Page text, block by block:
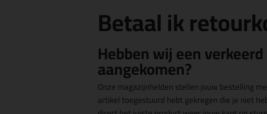
Betaal ik
Hebben wij een
aangekomen?
Onze magazijnhelden stellen jouw bestelling
artikel toegestuurd hebt gekregen die je niet